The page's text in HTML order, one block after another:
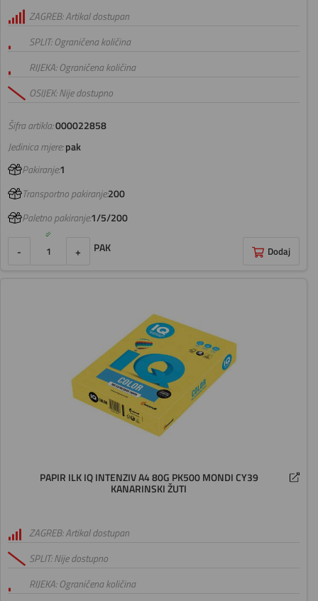
Šifra artikla:000022858
ZAGREB: Artikal dostupan
SPLIT: Ograničena količina
RIJEKA: Ograničena količina
OSIJEK: Nije dostupno
Jedinica mjere:pak
Pakiranje:1
Transportno pakiranje:200
Paletno pakiranje:1/5/200
- + PAK Dodaj
PAPIR ILK IQ INTENZIV A4 80G PK500 MONDI CY39
KANARINSKI ŽUTI
ZAGREB: Artikal dostupan
SPLIT: Nije dostupno
RIJEKA: Ograničena količina